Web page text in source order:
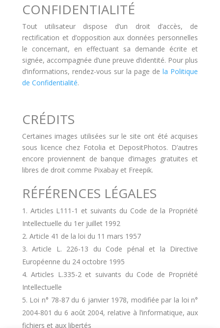
CONFIDENTIALITÉ
Tout utilisateur dispose d’un droit d’accès, de
rectification et d’opposition aux données personnelles
le concernant, en effectuant sa demande écrite et
signée, accompagnée d’une preuve d’identité. Pour plus
d’informations, rendez-vous sur la page dela Politique
de Confidentialité.
CRÉDITS
Certaines images utilisées sur le site ont été acquises
sous licence chez Fotolia et DepositPhotos. D’autres
encore proviennent de banque d’images gratuites et
libres de droit comme Pixabay et Freepik.
RÉFÉRENCES LÉGALES
Articles L111-1 et suivants du Code de la Propriété
Intellectuelle du 1er juillet 1992
Article 41 de la loi du 11 mars 1957
Article L. 226-13 du Code pénal et la Directive
Européenne du 24 octobre 1995
Articles L.335-2 et suivants du Code de Propriété
Intellectuelle
Loi n° 78-87 du 6 janvier 1978, modifiée par la loi n°
2004-801 du 6 août 2004, relative à l’informatique, aux
fichiers et aux libertés